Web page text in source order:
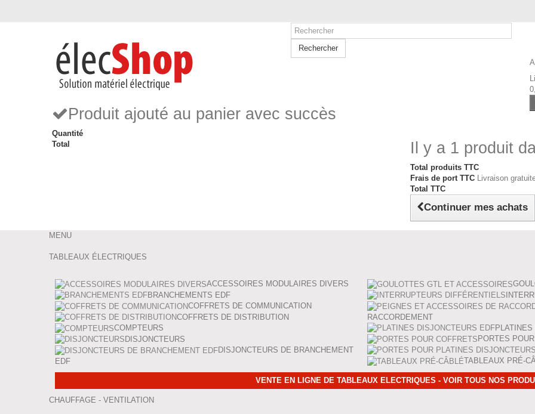
Rechercher
Produit ajouté au panier avec succès
Quantité
Total
Il y a 1 produit
Total produits TTC
Frais de port TTC Livraison
Total TTC
Continuer mes achats
MENU
TABLEAUX ÉLECTRIQUES
ACCESSOIRES MODULAIRES DIVERS
BRANCHEMENTS EDF
COFFRETS DE COMMUNICATION
COFFRETS DE DISTRIBUTION
COMPTEURS
DISJONCTEURS
DISJONCTEURS DE BRANCHEMENT
EDF
RACCORDEMENT
PORTES
TABLEAUX PRÉ-
VENTE EN LIGNE DE TABLEAUX ELECTRIQUES - VOIR TOUS NOS
CHAUFFAGE - VENTILATION